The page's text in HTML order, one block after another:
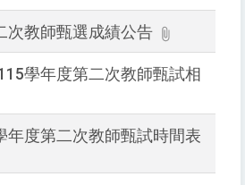
次教師甄選成績公告
學年度第二次教師甄試相
年度第二次教師甄試時間表